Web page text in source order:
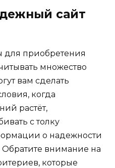
сайт
приобретения
множество
вам сделать
когда
растёт,
с толку
о надежности
внимание на
которые